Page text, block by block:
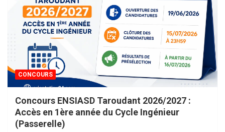
CONCOURS
Concours ENSIASD Taroudant 2026/2027 :
Accès en 1ère année du Cycle Ingénieur
(Passerelle)